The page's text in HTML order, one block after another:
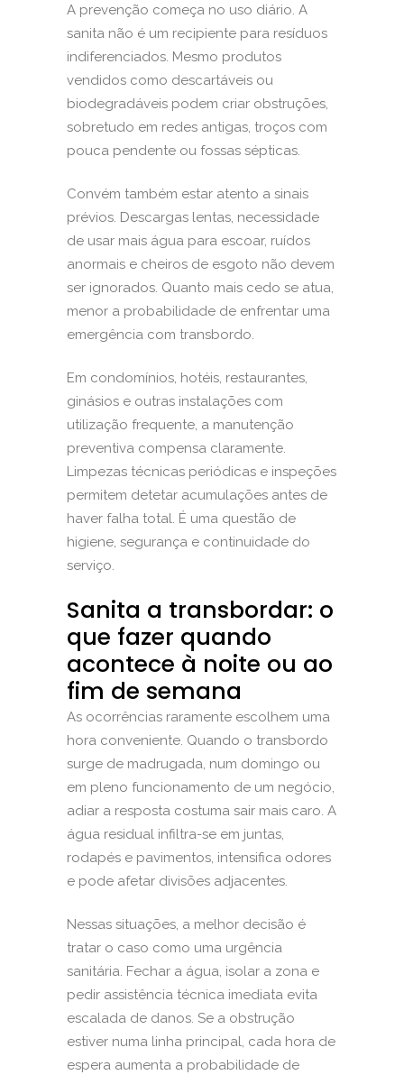
A prevenção começa no uso diário. A
sanita não é um recipiente para resíduos
indiferenciados. Mesmo produtos
vendidos como descartáveis ou
biodegradáveis podem criar obstruções,
sobretudo em redes antigas, troços com
pouca pendente ou fossas sépticas.
Convém também estar atento a sinais
prévios. Descargas lentas, necessidade
de usar mais água para escoar, ruídos
anormais e cheiros de esgoto não devem
ser ignorados. Quanto mais cedo se atua,
menor a probabilidade de enfrentar uma
emergência com transbordo.
Em condomínios, hotéis, restaurantes,
ginásios e outras instalações com
utilização frequente, a manutenção
preventiva compensa claramente.
Limpezas técnicas periódicas e inspeções
permitem detetar acumulações antes de
haver falha total. É uma questão de
higiene, segurança e continuidade do
serviço.
Sanita a transbordar: o
que fazer quando
acontece à noite ou ao
fim de semana
As ocorrências raramente escolhem uma
hora conveniente. Quando o transbordo
surge de madrugada, num domingo ou
em pleno funcionamento de um negócio,
adiar a resposta costuma sair mais caro. A
água residual infiltra-se em juntas,
rodapés e pavimentos, intensifica odores
e pode afetar divisões adjacentes.
Nessas situações, a melhor decisão é
tratar o caso como uma urgência
sanitária. Fechar a água, isolar a zona e
pedir assistência técnica imediata evita
escalada de danos. Se a obstrução
estiver numa linha principal, cada hora de
espera aumenta a probabilidade de